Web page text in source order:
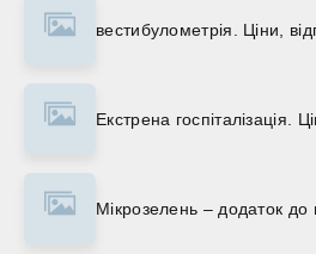
вестибулометрія. Ціни,
Екстрена госпіталізація.
Мікрозелень – додаток